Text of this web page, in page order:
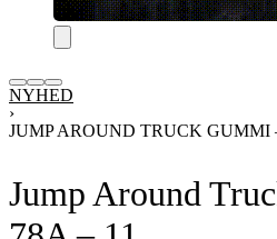
NYHED
›
JUMP AROUND TRUCK GUMMI
Jump Around